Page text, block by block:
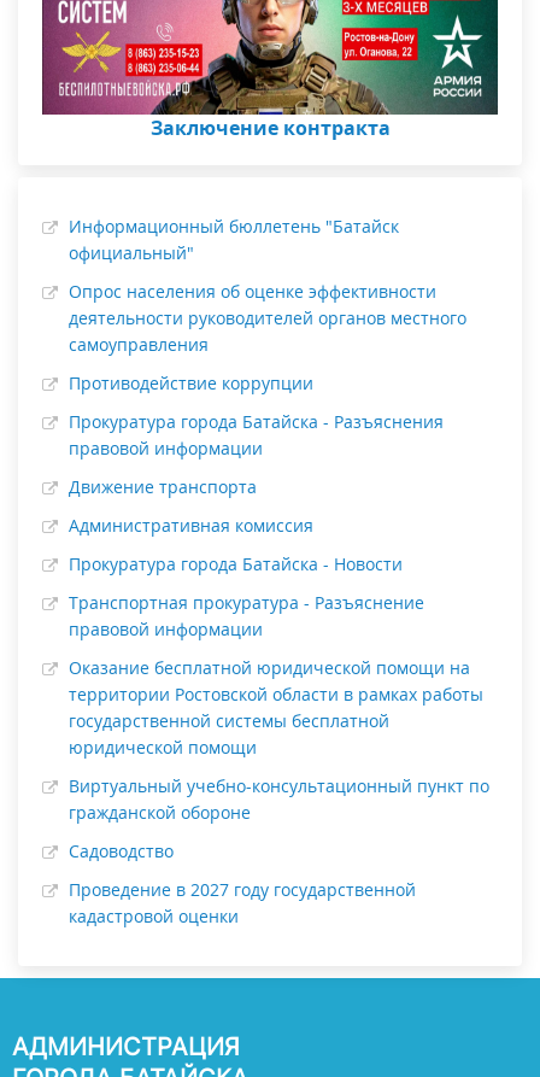
Заключение контракта
Информационный бюллетень "Батайск
официальный"
Опрос населения об оценке эффективности
деятельности руководителей органов местного
самоуправления
Противодействие коррупции
Прокуратура города Батайска - Разъяснения
правовой информации
Движение транспорта
Административная комиссия
Прокуратура города Батайска - Новости
Транспортная прокуратура - Разъяснение
правовой информации
Оказание бесплатной юридической помощи на
территории Ростовской области в рамках работы
государственной системы бесплатной
юридической помощи
Виртуальный учебно-консультационный пункт по
гражданской обороне
Садоводство
Проведение в 2027 году государственной
кадастровой оценки
АДМИНИСТРАЦИЯ